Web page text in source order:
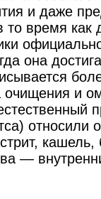
и даже
то время как
она
очищения и
относили
—